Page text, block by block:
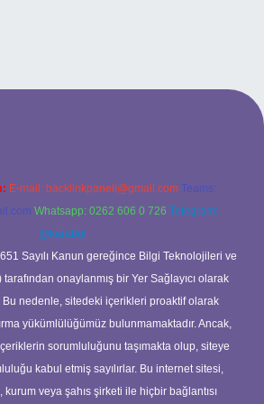
E-mail: backlinkpaneli@gmail.com Teams:
Whatsapp: 0262 606 0 726 Telegram:
@karabul
Sayılı Kanun gereğince Bilgi Teknolojileri ve
tarafından onaylanmış bir Yer Sağlayıcı olarak
Bu nedenle, sitedeki içerikleri proaktif olarak
yükümlülüğümüz bulunmamaktadır. Ancak,
sorumluluğunu taşımakta olup, siteye
kabul etmiş sayılırlar. Bu internet sitesi,
veya şahıs şirketi ile hiçbir bağlantısı